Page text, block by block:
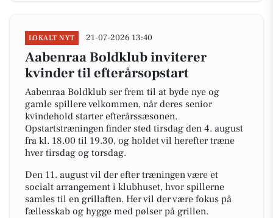
LOKALT NYT 21-07-2026 13:40
Aabenraa Boldklub inviterer
kvinder til efterårsopstart
Aabenraa Boldklub ser frem til at byde nye og
gamle spillere velkommen, når deres senior
kvindehold starter efterårssæsonen.
Opstartstræningen finder sted tirsdag den 4. august
fra kl. 18.00 til 19.30, og holdet vil herefter træne
hver tirsdag og torsdag.
Den 11. august vil der efter træningen være et
socialt arrangement i klubhuset, hvor spillerne
samles til en grillaften. Her vil der være fokus på
fællesskab og hygge med pølser på grillen.